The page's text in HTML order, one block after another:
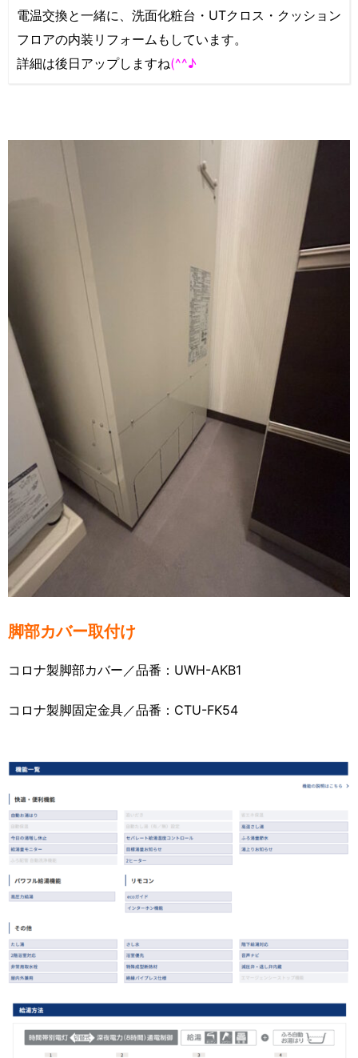
電温交換と一緒に、洗面化粧台・UTクロス・クッション
フロアの内装リフォームもしています。
詳細は後日アップしますね(^^♪
脚部カバー取付け
コロナ製脚部カバー／品番：UWH-AKB1
コロナ製脚固定金具／品番：CTU-FK54